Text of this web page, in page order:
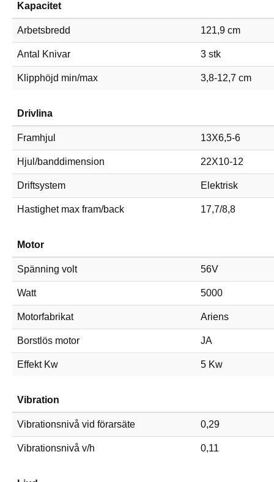
Kapacitet
Arbetsbredd 121,9 cm
Antal Knivar 3 stk
Klipphöjd min/max 3,8-12,7 cm
Drivlina
Framhjul 13X6,5-6
Hjul/banddimension 22X10-12
Driftsystem Elektrisk
Hastighet max fram/back 17,7/8,8
Motor
Spänning volt 56V
Watt 5000
Motorfabrikat Ariens
Borstlös motor JA
Effekt Kw 5 Kw
Vibration
Vibrationsnivå vid förarsäte 0,29
Vibrationsnivå v/h 0,11